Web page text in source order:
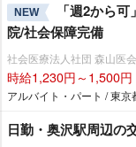
NEW
「週2から
院/社会保障完備
社会医療法人社団 森山医
時給1,230円～1,500円
アルバイト・パート / 東京
日勤・奥沢駅周辺の